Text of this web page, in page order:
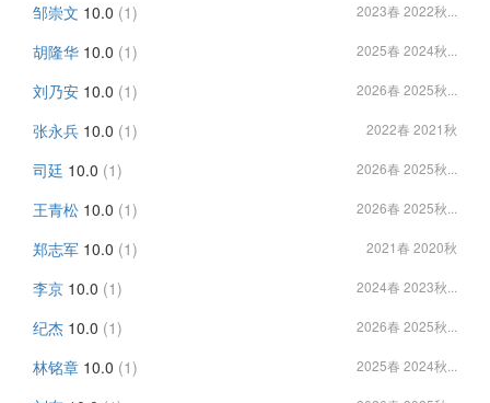
邹崇文 10.0 (1) 2023春 2022秋...
胡隆华 10.0 (1) 2025春 2024秋...
刘乃安 10.0 (1) 2026春 2025秋...
张永兵 10.0 (1) 2022春 2021秋
司廷 10.0 (1) 2026春 2025秋...
王青松 10.0 (1) 2026春 2025秋...
郑志军 10.0 (1) 2021春 2020秋
李京 10.0 (1) 2024春 2023秋...
纪杰 10.0 (1) 2026春 2025秋...
林铭章 10.0 (1) 2025春 2024秋...